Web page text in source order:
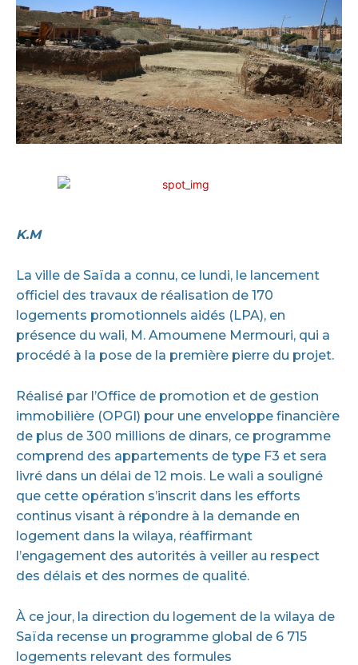
K.M
La ville de Saïda a connu, ce lundi, le lancement
officiel des travaux de réalisation de 170
logements promotionnels aidés (LPA), en
présence du wali, M. Amoumene Mermouri, qui a
procédé à la pose de la première pierre du projet.
Réalisé par l’Office de promotion et de gestion
immobilière (OPGI) pour une enveloppe financière
de plus de 300 millions de dinars, ce programme
comprend des appartements de type F3 et sera
livré dans un délai de 12 mois. Le wali a souligné
que cette opération s’inscrit dans les efforts
continus visant à répondre à la demande en
logement dans la wilaya, réaffirmant
l’engagement des autorités à veiller au respect
des délais et des normes de qualité.
À ce jour, la direction du logement de la wilaya de
Saïda recense un programme global de 6 715
logements relevant des formules